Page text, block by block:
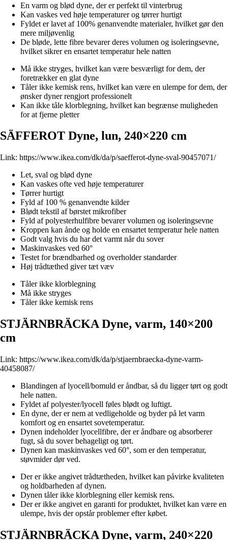
En varm og blød dyne, der er perfekt til vinterbrug
Kan vaskes ved høje temperaturer og tørrer hurtigt
Fyldet er lavet af 100% genanvendte materialer, hvilket gør den
mere miljøvenlig
De bløde, lette fibre bevarer deres volumen og isoleringsevne,
hvilket sikrer en ensartet temperatur hele natten
Må ikke stryges, hvilket kan være besværligt for dem, der
foretrækker en glat dyne
Tåler ikke kemisk rens, hvilket kan være en ulempe for dem, der
ønsker dyner rengjort professionelt
Kan ikke tåle klorblegning, hvilket kan begrænse muligheden
for at fjerne pletter
SÄFFEROT Dyne, lun, 240×220 cm
Link: https://www.ikea.com/dk/da/p/saefferot-dyne-sval-90457071/
Let, sval og blød dyne
Kan vaskes ofte ved høje temperaturer
Tørrer hurtigt
Fyld af 100 % genanvendte kilder
Blødt tekstil af børstet mikrofiber
Fyld af polyesterhulfibre bevarer volumen og isoleringsevne
Kroppen kan ånde og holde en ensartet temperatur hele natten
Godt valg hvis du har det varmt når du sover
Maskinvaskes ved 60°
Testet for brændbarhed og overholder standarder
Høj trådtæthed giver tæt væv
Tåler ikke klorblegning
Må ikke stryges
Tåler ikke kemisk rens
STJÄRNBRÄCKA Dyne, varm, 140×200
cm
Link: https://www.ikea.com/dk/da/p/stjaernbraecka-dyne-varm-
40458087/
Blandingen af lyocell/bomuld er åndbar, så du ligger tørt og godt
hele natten.
Fyldet af polyester/lyocell føles blødt og luftigt.
En dyne, der er nem at vedligeholde og byder på let varm
komfort og en ensartet sovetemperatur.
Dynen indeholder lyocellfibre, der er åndbare og absorberer
fugt, så du sover behageligt og tørt.
Dynen kan maskinvaskes ved 60°, som er den temperatur,
støvmider dør ved.
Der er ikke angivet trådtætheden, hvilket kan påvirke kvaliteten
og holdbarheden af dynen.
Dynen tåler ikke klorblegning eller kemisk rens.
Der er ikke angivet en garanti for produktet, hvilket kan være en
ulempe, hvis der opstår problemer efter købet.
STJÄRNBRÄCKA Dyne, varm, 240×220